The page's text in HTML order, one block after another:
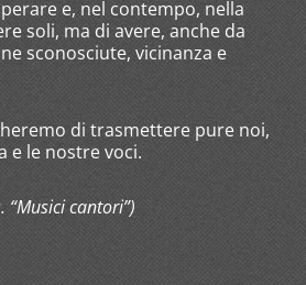
e, nel contempo, nella
soli, ma di avere, anche da
sconosciute, vicinanza e
di trasmettere pure noi,
e le nostre voci.
“Musici cantori”)